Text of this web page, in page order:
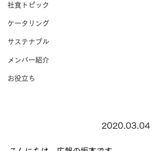
社食トピック
ケータリング
サステナブル
メンバー紹介
お役立ち
2020.03.04